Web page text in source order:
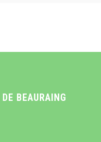
BEAURAING